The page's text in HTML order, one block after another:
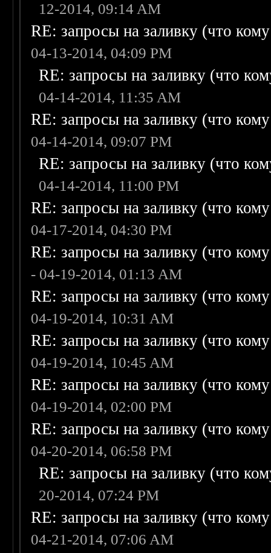
12-2014, 09:14 AM
RE: запросы на заливку (что
04-13-2014, 04:09 PM
RE: запросы на заливку (что
04-14-2014, 11:35 AM
RE: запросы на заливку (что
04-14-2014, 09:07 PM
RE: запросы на заливку (что
04-14-2014, 11:00 PM
RE: запросы на заливку (что
04-17-2014, 04:30 PM
RE: запросы на заливку (что
- 04-19-2014, 01:13 AM
RE: запросы на заливку (что
04-19-2014, 10:31 AM
RE: запросы на заливку (что
04-19-2014, 10:45 AM
RE: запросы на заливку (что
04-19-2014, 02:00 PM
RE: запросы на заливку (что
04-20-2014, 06:58 PM
RE: запросы на заливку (что
20-2014, 07:24 PM
RE: запросы на заливку (что
04-21-2014, 07:06 AM